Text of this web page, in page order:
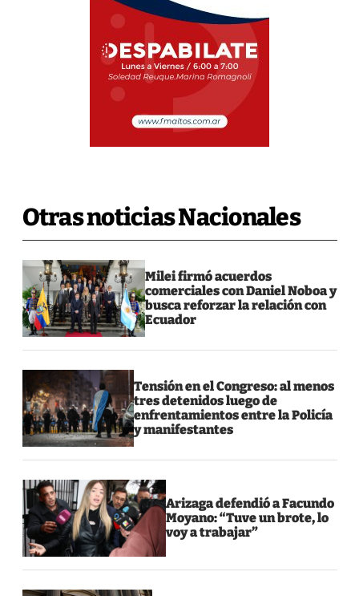
Otras noticias Nacionales
Milei firmó acuerdos
comerciales con Daniel Noboa y
busca reforzar la relación con
Ecuador
Tensión en el Congreso: al menos
tres detenidos luego de
enfrentamientos entre la Policía
y manifestantes
Arizaga defendió a Facundo
Moyano: “Tuve un brote, lo
voy a trabajar”